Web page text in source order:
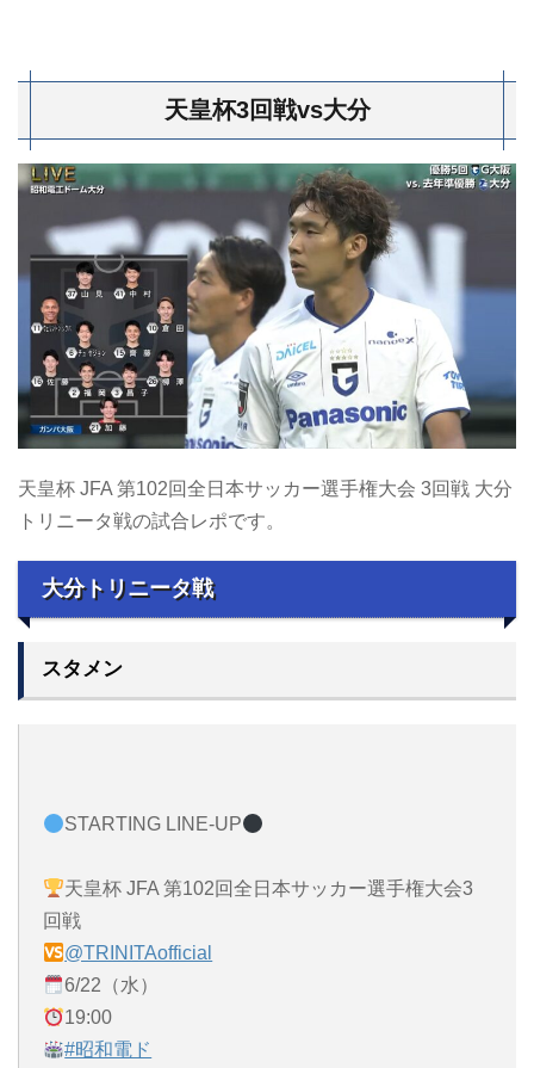
天皇杯3回戦vs大分
天皇杯 JFA 第102回全日本サッカー選手権大会 3回戦 大分
トリニータ戦の試合レポです。
大分トリニータ戦
スタメン
STARTING LINE-UP
天皇杯 JFA 第102回全日本サッカー選手権大会3
回戦
@TRINITAofficial
6/22（水）
19:00
#昭和電ド